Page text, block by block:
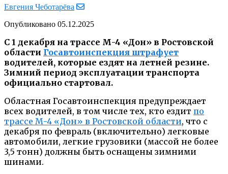
Евгения Чеботарёва
Опубликовано 05.12.2025
С 1 декабря на трассе М-4 «Дон» в Ростовской
области Госавтоинспекция штрафует
водителей, которые ездят на летней резине.
Зимний период эксплуатации транспорта
официально стартовал.
Областная Госавтоинспекция предупреждает
всех водителей, в том числе тех, кто ездит по
трассе М-4 «Дон» в Ростовской области, что с
декабря по февраль (включительно) легковые
автомобили, легкие грузовики (массой не более
3,5 тонн) должны быть оснащены зимними
шинами.